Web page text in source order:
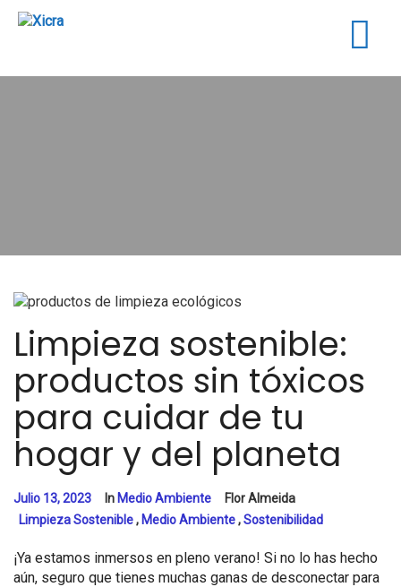
Limpieza sostenible:
productos sin tóxicos
para cuidar de tu
hogar y del planeta
Julio 13, 2023 In Medio Ambiente
Flor Almeida
Limpieza Sostenible, Medio Ambiente,Sostenibilidad
¡Ya estamos inmersos en pleno verano! Si no lo has hecho
aún, seguro que tienes muchas ganas de desconectar para